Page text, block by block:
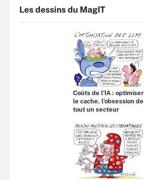
Les dessins du MagIT
Coûts de l'IA : optimiser
le cache, l’obsession de
tout un secteur